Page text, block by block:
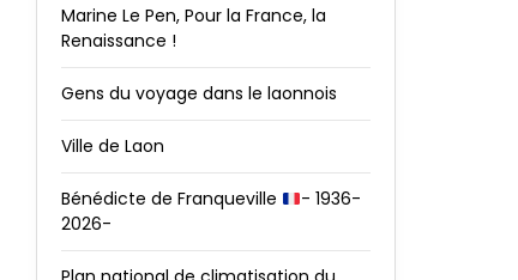
Marine Le Pen, Pour la France, la
Renaissance !
Gens du voyage dans le laonnois
Ville de Laon
Bénédicte de Franqueville
- 1936-
2026-